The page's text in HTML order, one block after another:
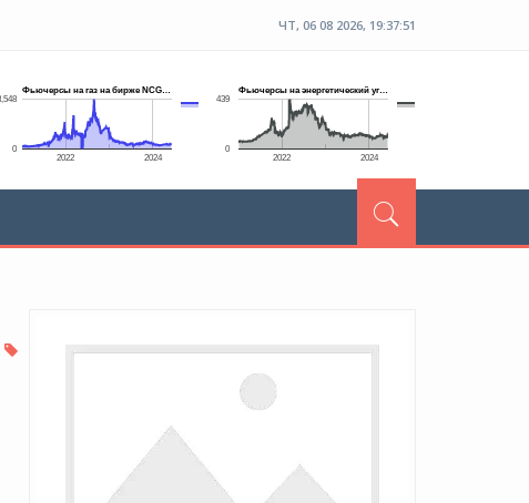
ЧТ, 06 08 2026, 19:37:51